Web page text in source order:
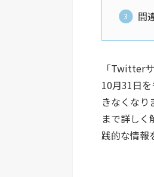
間
「Twitter
10月31日
きなくなり
まで詳しく
践的な情報